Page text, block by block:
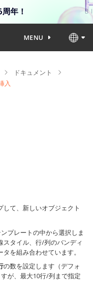
年！
MENU
ドキュメント
入
して、新しいオブジェクト
プレートの中から選択しま
スタイル、行/列のバンディ
を組み合わせています。
の数を設定します（デフォ
が、最大10行/列まで指定